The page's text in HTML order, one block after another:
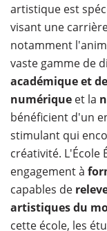
artistique est
visant une
notamment
vaste gamme de
académique et
numérique et la
bénéficient d'un
stimulant qui
créativité. L'École
engagement à
capables de
artistiques du
cette école, les